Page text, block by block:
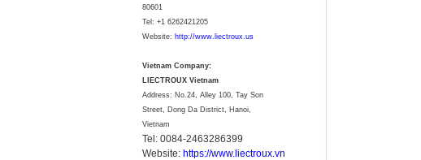
80601
Tel: +1 6262421205
Website: http://www.liectroux.us
Vietnam Company:
LIECTROUX Vietnam
Address: No.24, Alley 100, Tay Son
Street, Dong Da District, Hanoi,
Vietnam
Tel: 0084-2463286399
Website: https://www.liectroux.vn